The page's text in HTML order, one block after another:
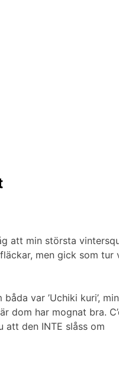
att min största
men gick som tur
var ’Uchiki kuri’, min
dom har mognat bra.
att den INTE slåss om